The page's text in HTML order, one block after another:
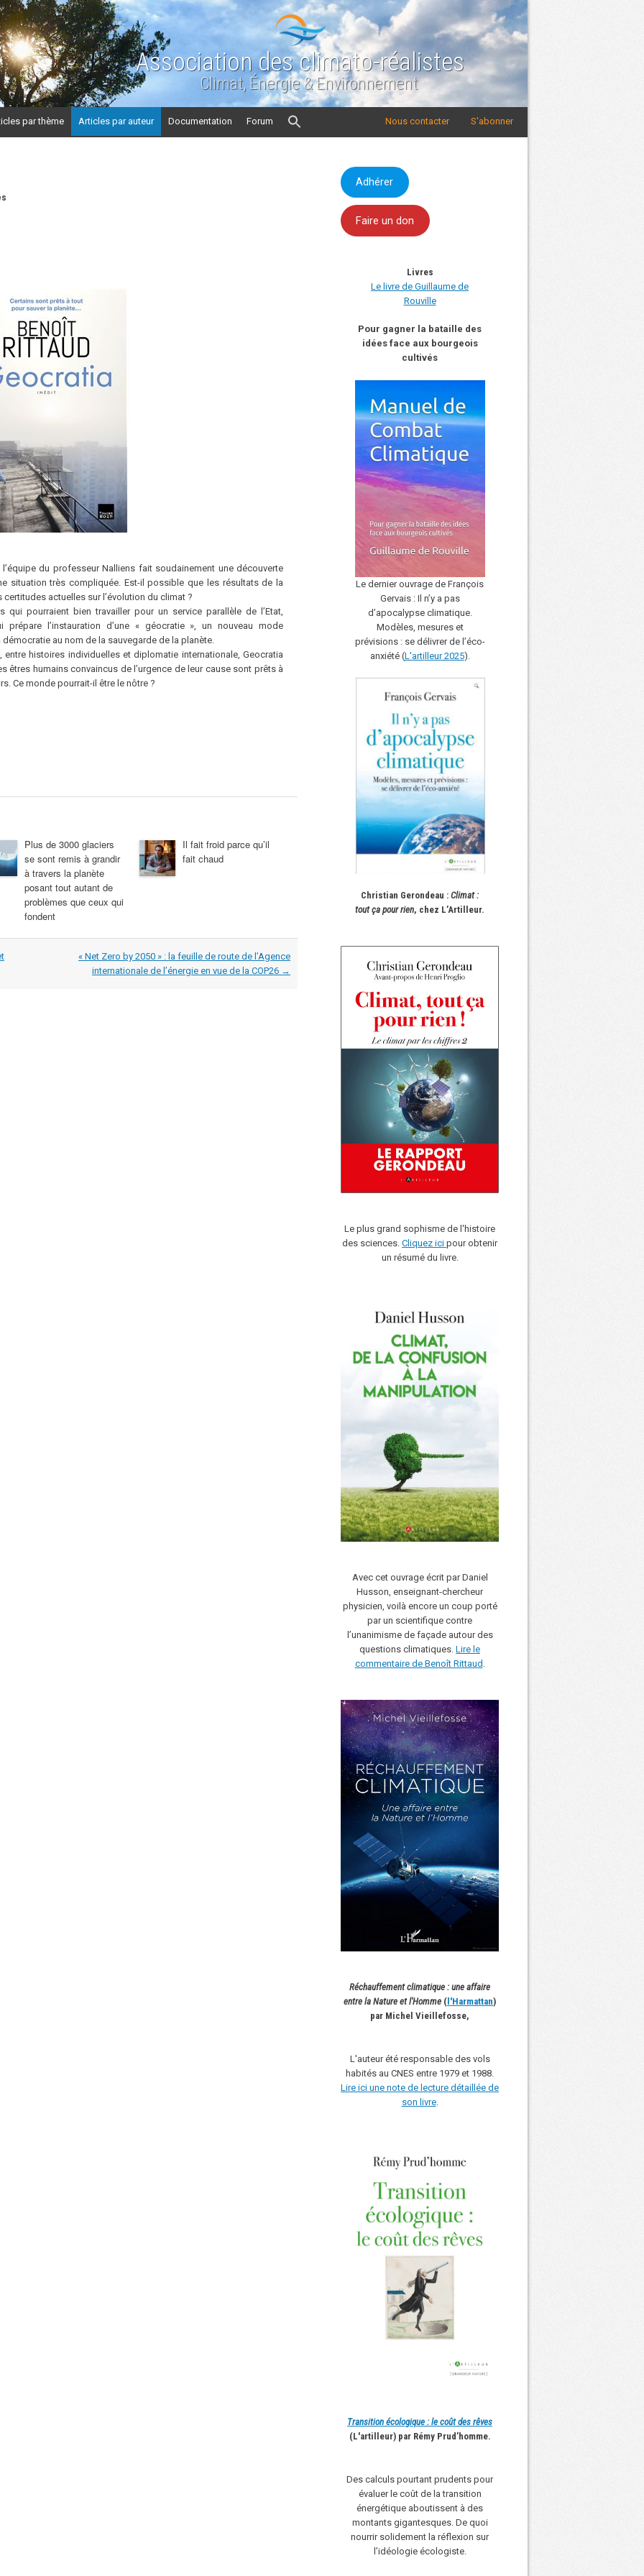
Association des climato-réalistes
Climat, Énergie & Environnement
par thème Articles par auteur Documentation Forum S'abonner
Nous contacter
du professeur Nalliens fait soudainement une découverte
situation très compliquée. Est-il possible que les résultats de la
actuelles sur l’évolution du climat ?
qui pourraient bien travailler pour un service parallèle de l’Etat,
prépare l’instauration d’une « géocratie », un nouveau mode
au nom de la sauvegarde de la planète.
entre histoires individuelles et diplomatie internationale, Geocratia
êtres humains convaincus de l’urgence de leur cause sont prêts à
Ce monde pourrait-il être le nôtre ?
Plus de 3000 glaciers
se sont remis à grandir
à travers la planète
posant tout autant de
problèmes que ceux qui
fondent
Il fait froid parce qu’il
fait chaud
« Net Zero by 2050 » : la feuille de route de l’Agence
internationale de l’énergie en vue de la COP26 →
Adhérer
Faire un don
Livres
Le livre de Guillaume de
Rouville
Pour gagner la bataille des
idées face aux bourgeois
cultivés
Le dernier ouvrage de François
Gervais : Il n’y a pas
d’apocalypse climatique.
Modèles, mesures et
prévisions : se délivrer de l’éco-
anxiété (L'artilleur 2025).
Christian Gerondeau : Climat :
tout ça pour rien, chez L’Artilleur.
Le plus grand sophisme de l'histoire
des sciences. Cliquez ici pour obtenir
un résumé du livre.
Avec cet ouvrage écrit par Daniel
Husson, enseignant-chercheur
physicien, voilà encore un coup porté
par un scientifique contre
l’unanimisme de façade autour des
questions climatiques. Lire le
commentaire de Benoît Rittaud
Réchauffement climatique : une affaire
entre la Nature et l'Homme (l'Harmattan)
par Michel Vieillefosse,
L'auteur été responsable des vols
habités au CNES entre 1979 et 1988.
Lire ici une note de lecture détaillée de
son livre.
Transition écologique : le coût des rêves
(L'artilleur) par Rémy Prud’homme.
Des calculs pourtant prudents pour
évaluer le coût de la transition
énergétique aboutissent à des
montants gigantesques. De quoi
nourrir solidement la réflexion sur
l’idéologie écologiste.